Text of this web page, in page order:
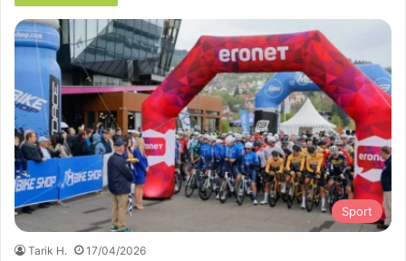
Sport
Tarik H. 17/04/2026